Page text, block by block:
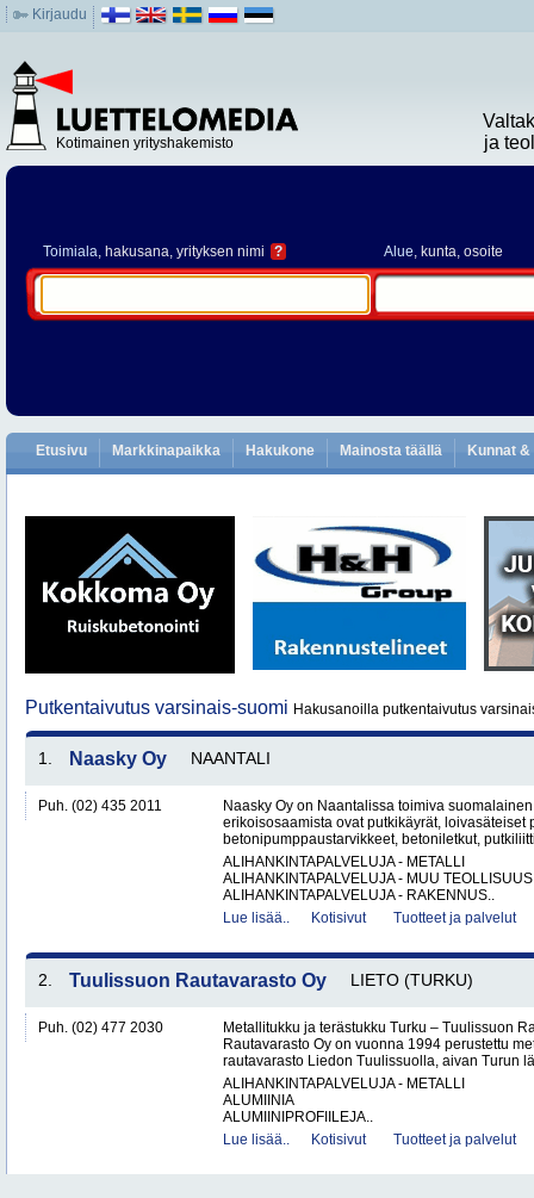
Kirjaudu
Kotimainen yrityshakemisto
ja
Toimiala, hakusana, yrityksen nimi ? Alue, kunta, osoite
Etusivu Markkinapaikka Hakukone Mainosta täällä Kunnat
Putkentaivutus varsinais-suomi Hakusanoilla putkentaivutus
1. Naasky Oy NAANTALI
Puh. (02) 435 2011
Naasky Oy on Naantalissa toimiva
erikoisosaamista ovat putkikäyrät, loivasäteiset
betonipumppaustarvikkeet, betoniletkut,
ALIHANKINTAPALVELUJA - METALLI
ALIHANKINTAPALVELUJA - MUU TEOLLISUUS
ALIHANKINTAPALVELUJA - RAKENNUS..
Lue lisää..
Kotisivut Tuotteet ja palvelut
2. Tuulissuon Rautavarasto Oy LIETO (TURKU)
Puh. (02) 477 2030
Metallitukku ja terästukku Turku – Tuulissuon
Rautavarasto Oy on vuonna 1994 perustettu
rautavarasto Liedon Tuulissuolla, aivan Turun
ALIHANKINTAPALVELUJA - METALLI
ALUMIINIA
ALUMIINIPROFIILEJA..
Lue lisää..
Kotisivut Tuotteet ja palvelut